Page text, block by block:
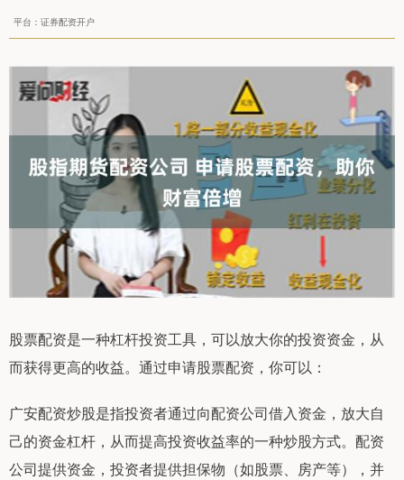
平台：证券配资开户
股票配资是一种杠杆投资工具，可以放大你的投资资金，从
而获得更高的收益。通过申请股票配资，你可以：
广安配资炒股是指投资者通过向配资公司借入资金，放大自
己的资金杠杆，从而提高投资收益率的一种炒股方式。配资
公司提供资金，投资者提供担保物（如股票、房产等），并